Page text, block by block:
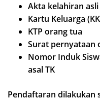
Akta kelahiran
Kartu Keluarga
KTP orang tua
Surat pernyataan
Nomor Induk
asal TK
Pendaftaran dilakukan